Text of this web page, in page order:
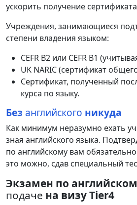
ускорить получение сертификата
Учреждения, занимающиеся
степени владения языком:
CEFR В2 или CEFR В1 (
UK NARIC(сертификат
Сертификат, полученный
курса по языку.
Без английского никуда
Как минимум неразумно ехать
зная английского языка.
по английскому вам
это можно, сдав специальный
Экзамен по
подаче на визу Tier4